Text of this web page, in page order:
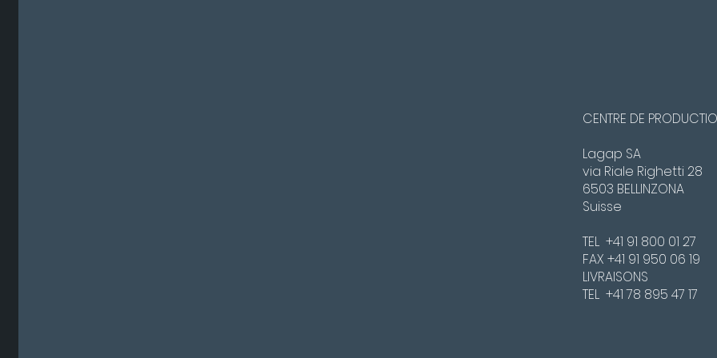
CENTRE DE
Lagap SA
via Riale Righetti 28
6503 BELLINZONA
Suisse
TEL +41 91 800 01 27
FAX +41 91 950 06 19
LIVRAISONS
TEL +41 78 895 47 17